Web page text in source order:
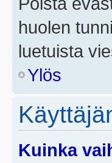
huolen
luetuista
Ylös
Kuinka